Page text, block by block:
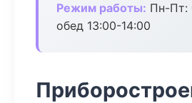
Режим работы: Пн-Пт:
обед 13:00-14:00